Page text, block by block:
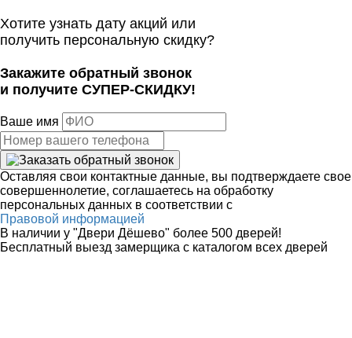
Хотите узнать дату акций или
получить персональную скидку?
Закажите обратный звонок
и получите СУПЕР-СКИДКУ!
Ваше имя
Оставляя свои контактные данные, вы подтверждаете свое
совершеннолетие, соглашаетесь на обработку
персональных данных в соответствии с
Правовой информацией
В наличии у "Двери Дёшево" более 500 дверей!
Бесплатный выезд замерщика с каталогом всех дверей